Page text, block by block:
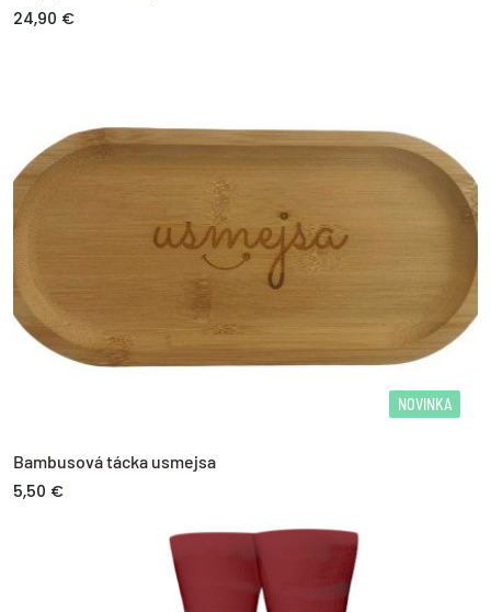
24,90 €
NOVINKA
Bambusová tácka usmejsa
5,50 €